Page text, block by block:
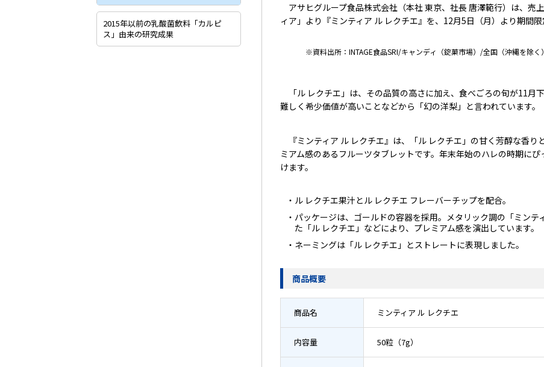
2015年以前の乳酸菌飲料「カルピ
ス」由来の研究成果
アサヒグループ食品株式会社（本社 東京、社長 唐澤範行）は、売
ィア」より『ミンティア ル レクチエ』を、12月5日（月）より期間限
※資料出所：INTAGE食品SRI/キャンディ（錠菓市場）/全国（沖縄を除
「ル レクチエ」は、その品質の高さに加え、食べごろの旬が11月
難しく希少価値が高いことなどから「幻の洋梨」と言われています。
『ミンティア ル レクチエ』は、「ル レクチエ」の甘く芳醇な香り
ミアム感のあるフルーツタブレットです。年末年始のハレの時期に
けます。
・ル レクチエ果汁とル レクチエ フレーバーチップを配合。
・パッケージは、ゴールドの容器を採用。メタリック調の「ミン
た「ル レクチエ」などにより、プレミアム感を演出しています。
・ネーミングは「ル レクチエ」とストレートに表現しました。
商品概要
商品名 ミンティア ル レクチエ
内容量 50粒（7g）